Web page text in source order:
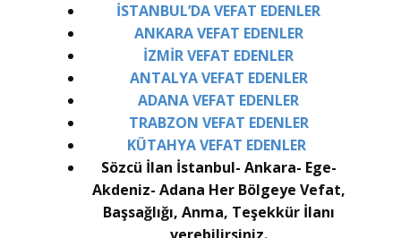
İSTANBUL’DA VEFAT EDENLER
ANKARA VEFAT EDENLER
İZMİR VEFAT EDENLER
ANTALYA VEFAT EDENLER
ADANA VEFAT EDENLER
TRABZON VEFAT EDENLER
KÜTAHYA VEFAT EDENLER
Sözcü İlan İstanbul- Ankara- Ege-
Akdeniz- Adana Her Bölgeye Vefat,
Başsağlığı, Anma, Teşekkür İlanı